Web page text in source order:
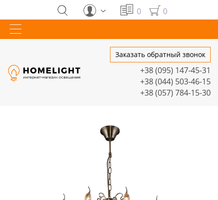
0 0
Заказать обратный звонок
+38 (095) 147-45-31
+38 (044) 503-46-15
+38 (057) 784-15-30